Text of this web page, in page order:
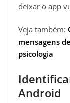
deixar o app
Veja também:
mensagens
psicologia
Android